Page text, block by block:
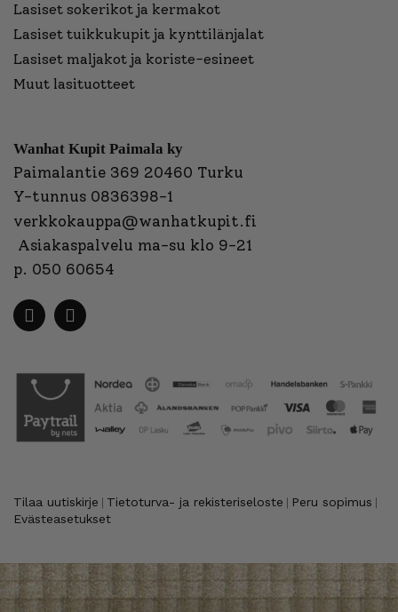
Lasiset sokerikot ja kermakot
Lasiset tuikkukupit ja kynttilänjalat
Lasiset maljakot ja koriste-esineet
Muut lasituotteet
Wanhat Kupit Paimala ky
Paimalantie 369 20460 Turku
Y-tunnus 0836398-1
verkkokauppa@wanhatkupit.fi
Asiakaspalvelu ma-su klo 9-21
p. 050 60654
Tilaa uutiskirje Tietoturva- ja rekisteriseloste Peru sopimus
Evästeasetukset